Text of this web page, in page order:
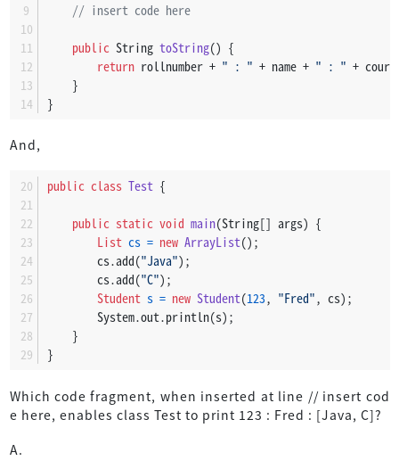
// insert code here
public String toString() {
return rollnumber + " : " + name + " : " +
    }
}
And,
public class Test {
public static void main(String[] args) {
List cs = new ArrayList();
        cs.add(
"Java");
        cs.add(
"C");
Student s = new Student(123, "Fred", cs);
        System.out.println(s);
    }
}
Which code fragment, when inserted at line // insert cod
e here, enables class Test to print 123 : Fred : [Java, C]?
A.